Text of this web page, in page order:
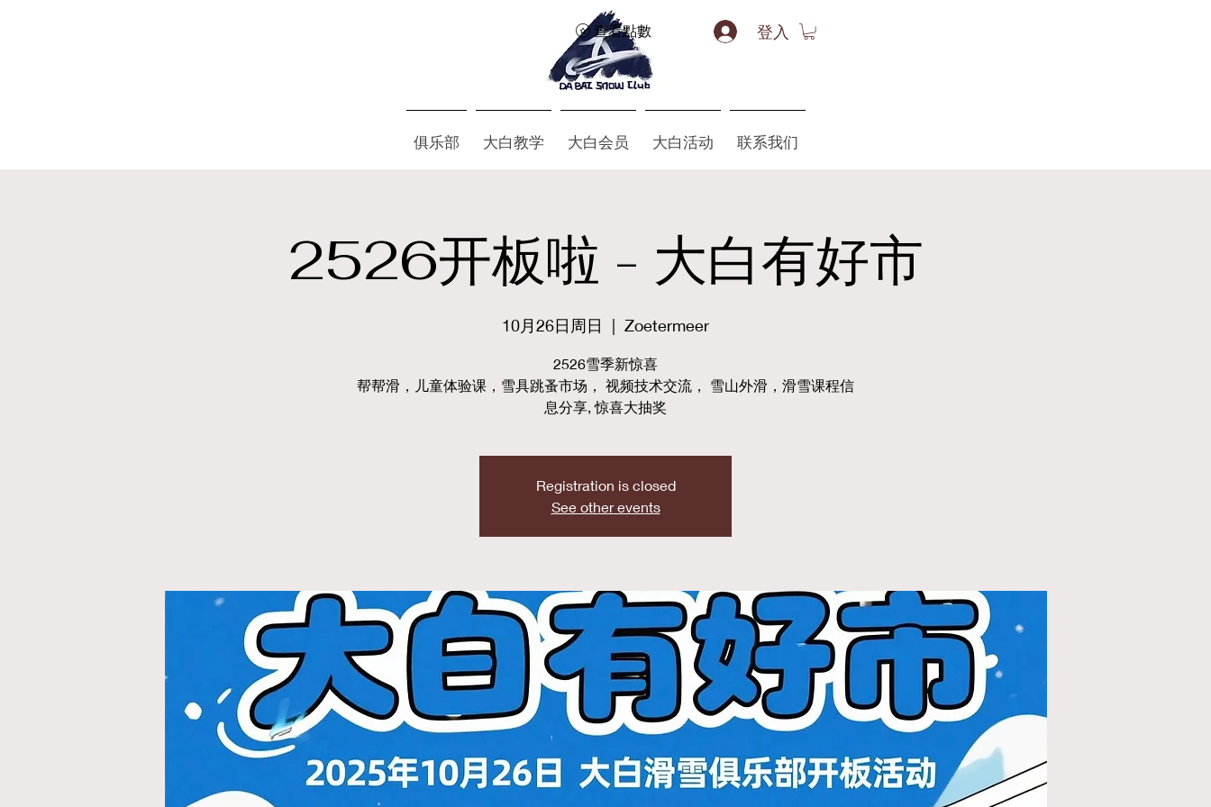
查看點數 登入
俱乐部 大白教学 大白会员 大白活动 联系我们
2526开板啦 - 大白有好市
10月26日周日
  |
Zoetermeer
2526雪季新惊喜
帮帮滑，儿童体验课，雪具跳蚤市场， 视频技术交流， 雪山外滑，滑雪课程信
息分享, 惊喜大抽奖
Registration is closed
See other events